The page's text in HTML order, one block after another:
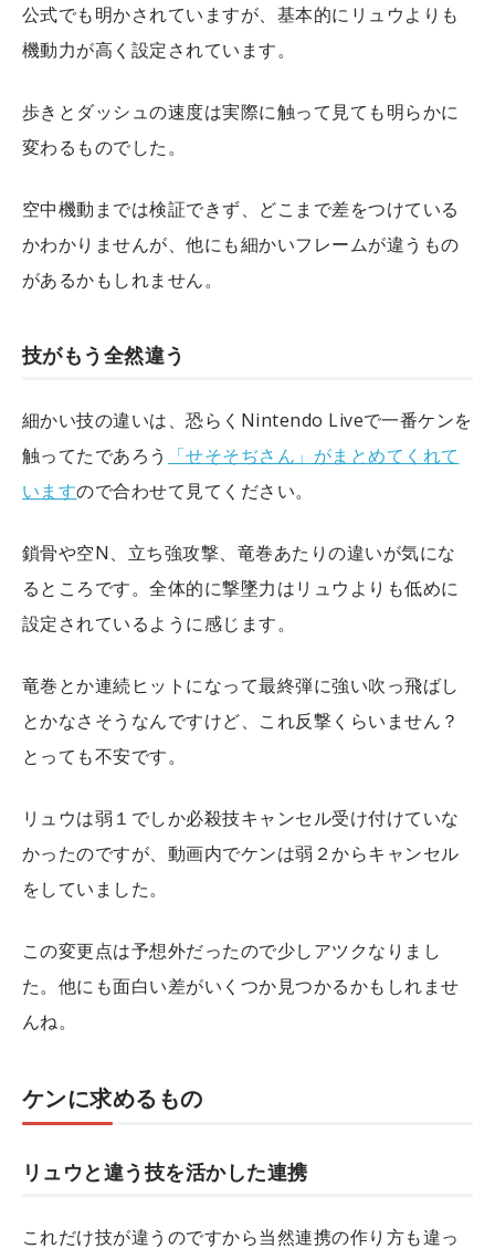
公式でも明かされていますが、基本的にリュウよりも
機動力が高く設定されています。
歩きとダッシュの速度は実際に触って見ても明らかに
変わるものでした。
空中機動までは検証できず、どこまで差をつけている
かわかりませんが、他にも細かいフレームが違うもの
があるかもしれません。
技がもう全然違う
細かい技の違いは、恐らくNintendo Liveで一番ケンを
触ってたであろう
「せそそぢさん」がまとめてくれて
いますので合わせて見てください。
鎖骨や空N、立ち強攻撃、竜巻あたりの違いが気にな
るところです。全体的に撃墜力はリュウよりも低めに
設定されているように感じます。
竜巻とか連続ヒットになって最終弾に強い吹っ飛ばし
とかなさそうなんですけど、これ反撃くらいません？
とっても不安です。
リュウは弱１でしか必殺技キャンセル受け付けていな
かったのですが、動画内でケンは弱２からキャンセル
をしていました。
この変更点は予想外だったので少しアツクなりまし
た。他にも面白い差がいくつか見つかるかもしれませ
んね。
ケンに求めるもの
リュウと違う技を活かした連携
これだけ技が違うのですから当然連携の作り方も違っ